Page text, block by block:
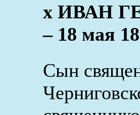
x ИВАН
– 18 мая
Сын